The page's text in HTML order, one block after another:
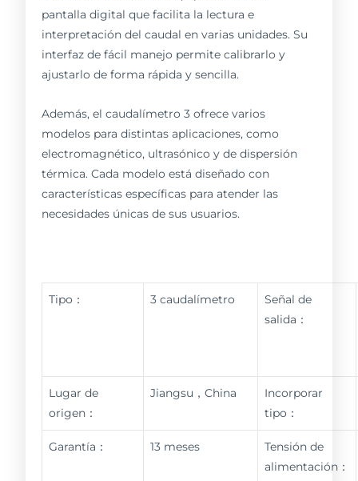
pantalla digital que facilita la lectura e
interpretación del caudal en varias unidades. Su
interfaz de fácil manejo permite calibrarlo y
ajustarlo de forma rápida y sencilla.
Además, el caudalímetro 3 ofrece varios
modelos para distintas aplicaciones, como
electromagnético, ultrasónico y de dispersión
térmica. Cada modelo está diseñado con
características específicas para atender las
necesidades únicas de sus usuarios.
Tipo： 3 caudalímetro
Señal de
salida：
Lugar de
origen：
Jiangsu，China
Incorporar
tipo：
Garantía： 13 meses
Tensión de
alimentación：